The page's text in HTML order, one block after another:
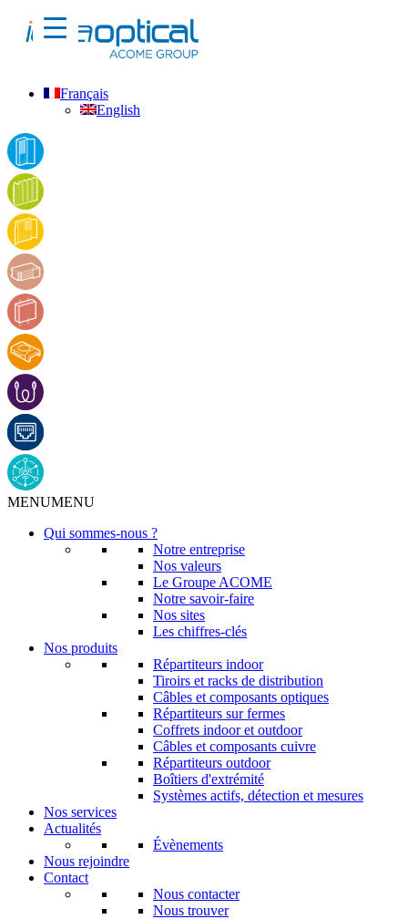
Français
English
MENUMENU
Qui sommes-nous ?
Notre entreprise
Nos valeurs
Le Groupe ACOME
Notre savoir-faire
Nos sites
Les chiffres-clés
Nos produits
Répartiteurs indoor
Tiroirs et racks de distribution
Câbles et composants optiques
Répartiteurs sur fermes
Coffrets indoor et outdoor
Câbles et composants cuivre
Répartiteurs outdoor
Boîtiers d'extrémité
Systèmes actifs, détection et mesures
Nos services
Actualités
Évènements
Nous rejoindre
Contact
Nous contacter
Nous trouver